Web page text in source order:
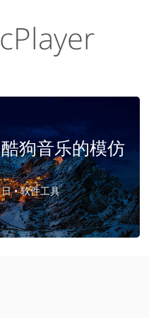
狗音乐的模仿
•软件工具